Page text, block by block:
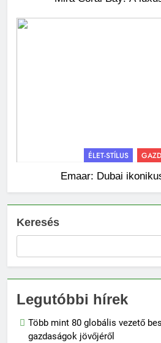
ÉLET-STÍLUS
Emaar: Dubai
Keresés
Legutóbbi hírek
Több mint 80 globális vezető
gazdaságok jövőjéről